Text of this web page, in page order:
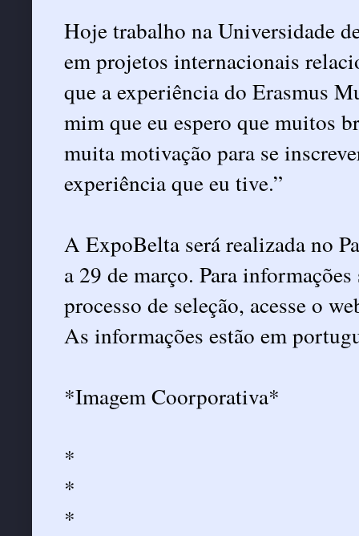
Hoje trabalho na Universidade
em projetos internacionais
que a experiência do Erasmus
mim que eu espero que muitos
muita motivação para se
experiência que eu tive.”
A ExpoBelta será realizada no
a 29 de março. Para
processo de seleção, acesse o
As informações estão em
*Imagem Coorporativa*
*
*
*